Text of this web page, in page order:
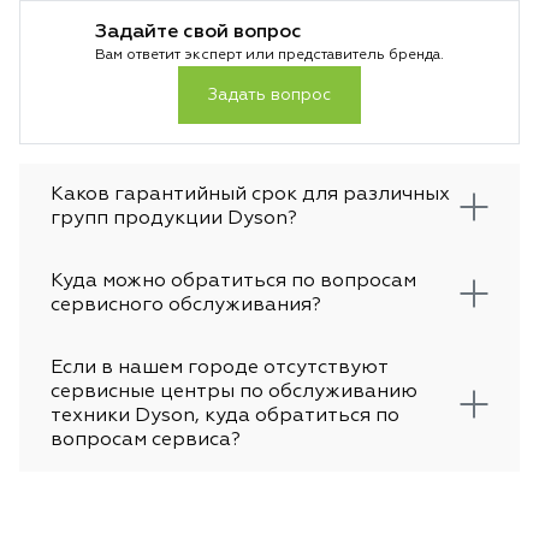
температуры и
не просто
Задайте свой вопрос
Вам ответит эксперт или представитель бренда.
Задать вопрос
Каков гарантийный срок для различных
групп продукции Dyson?
Куда можно обратиться по вопросам
сервисного обслуживания?
Если в нашем городе отсутствуют
сервисные центры по обслуживанию
техники Dyson, куда обратиться по
вопросам сервиса?